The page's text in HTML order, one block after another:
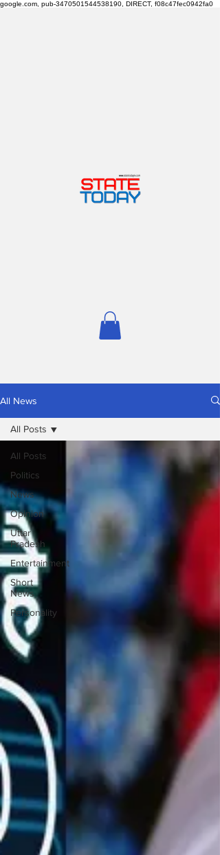
google.com, pub-3470501544538190, DIRECT, f08c47fec0942fa0
All News
All Posts
Politics
News
Opinion
Uttar
Pradesh
Entertainment
Short
News
Personality
All Posts